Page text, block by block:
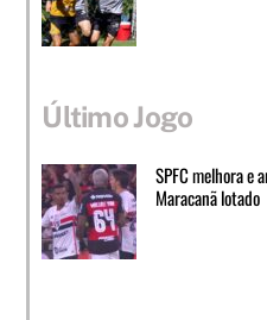
Último Jogo
SPFC melhora e
Maracanã lotado